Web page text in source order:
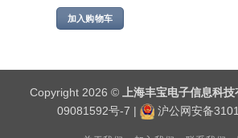
加入购物车
Copyright 2026 © 上海丰宝电子信息科技
09081592号-7 | 沪公网安备